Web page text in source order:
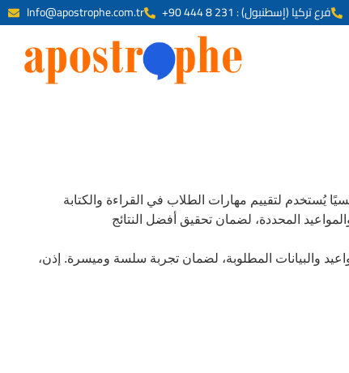
Info@apostrophe.com.tr +90 444 8 231 : فرع تركيا (إسطنبول)
يُستخدم لتقييم مهارات الطلاب في القراءة والكتابة
المحددة، لضمان تحقيق أفضل النتائج
والبيانات المطلوبة، لضمان تجربة سلسة وميسرة. إذن،